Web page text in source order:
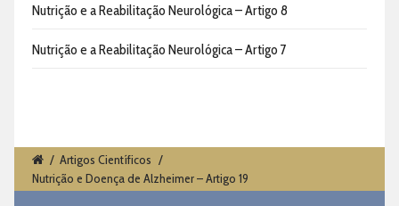
Nutrição e a Reabilitação Neurológica – Artigo 8
Nutrição e a Reabilitação Neurológica – Artigo 7
/ Artigos Científicos /
Nutrição e Doença de Alzheimer – Artigo 19